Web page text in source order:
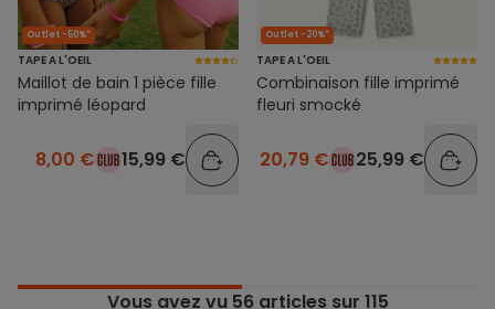
Outlet -50%*
TAPE A L'OEIL
Maillot de bain 1 pièce fille
imprimé léopard
8,00 € 15,99 €
Outlet -20%*
TAPE A L'OEIL
Combinaison fille imprimé
fleuri smocké
20,79 € 25,99 €
Vous avez vu 56articles sur 115